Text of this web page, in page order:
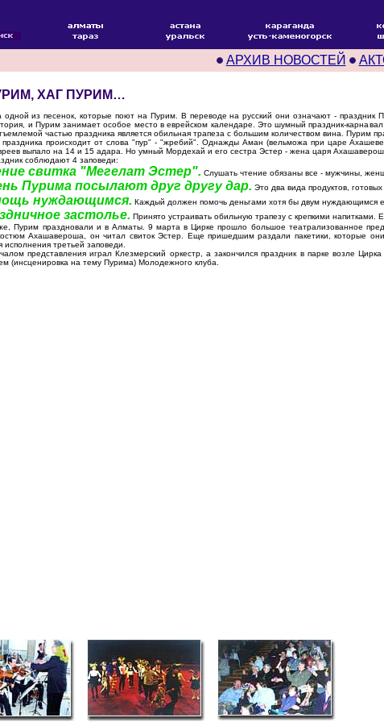
АРХИВ НОВОСТЕЙ
ХАГ ПУРИМ…
из песенок, которые поют на Пурим. В переводе на русский они означают - праздник
и Пурим занимает особое место в еврейском календаре. Это шумный праздник-
частью праздника является обильная трапеза с большим количеством вина. Пурим
происходит от слова "пур" - "жребий". Однажды Аман (вельможа при царе
выпало на 14 и 15 адара. Но умный Мордехай и его сестра Эстер - жена царя
соблюдают 4 заповеди:
свитка "Мегелат Эстер". Слушать чтение обязаны все - мужчины,
Пурима посылают друг другу дар. Это два вида продуктов,
нуждающимся. Каждый должен помочь деньгами хотя бы двум нуждающимся
застолье. Принято устраивать обильную трапезу с крепкими
Пурим праздновали и в Алматы. 9 марта в Цирке прошло большое театрализованное
Ахашавероша, он читал свиток Эстер. Еще пришедшим раздали пакетики, которые
исполнения третьей заповеди.
представления играл Клезмерский оркестр, а закончился праздник в парке возле
(инсценировка на тему Пурима) Молодежного клуба.